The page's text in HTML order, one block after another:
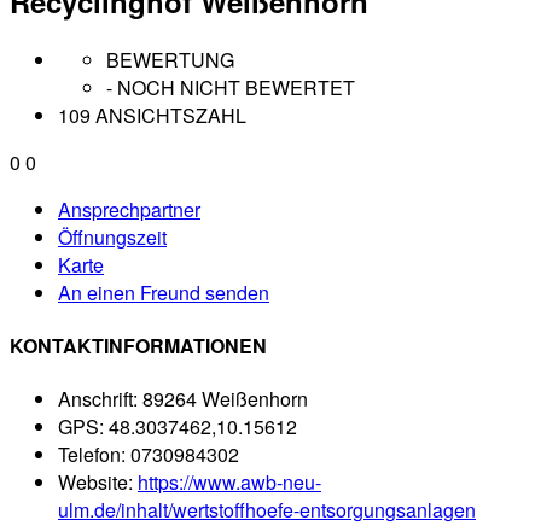
BEWERTUNG
- NOCH NICHT BEWERTET
109 ANSICHTSZAHL
0 0
Ansprechpartner
Öffnungszeit
Karte
An einen Freund senden
KONTAKTINFORMATIONEN
Anschrift: 89264 Weißenhorn
GPS: 48.3037462,10.15612
Telefon: 0730984302
Website: https://www.awb-neu-
ulm.de/inhalt/wertstoffhoefe-entsorgungsanlagen